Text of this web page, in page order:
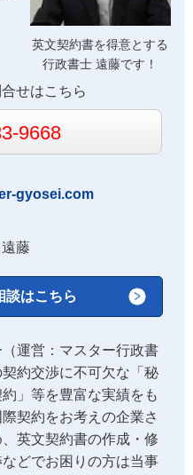
英文契約書を得意とする
行政書士 遠藤です！
せはこちら
9668
gyosei.com
藤
談はこちら
運営：マスター行政書
約交渉に不可欠な「秘
」等を豊富な実績をも
契約をお考えの企業さ
英文契約書の作成・修
どでお困りの方は当事